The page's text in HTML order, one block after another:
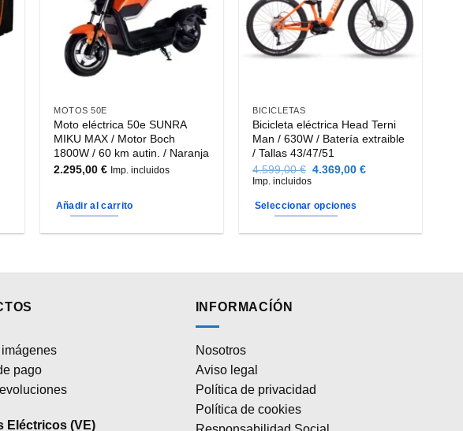
MOTOS 50E
Moto eléctrica 50e SUNRA
MIKU MAX / Motor Boch
1800W / 60 km autin. / Naranja
2.295,00€ Imp. incluidos
Añadir al carrito
BICICLETAS
Bicicleta eléctrica Head Terni
Man / 630W / Batería extraible
/ Tallas 43/47/51
4.599,00€ El
era:
4.599,00 €.
4.369,00€El
Imp. incluidos
Seleccionar opciones
variantes.
pueden
elegir
en
la
pago
Eléctricos (VE)
INFORMACÍÓN
Nosotros
Aviso legal
Política de privacidad
Política de cookies